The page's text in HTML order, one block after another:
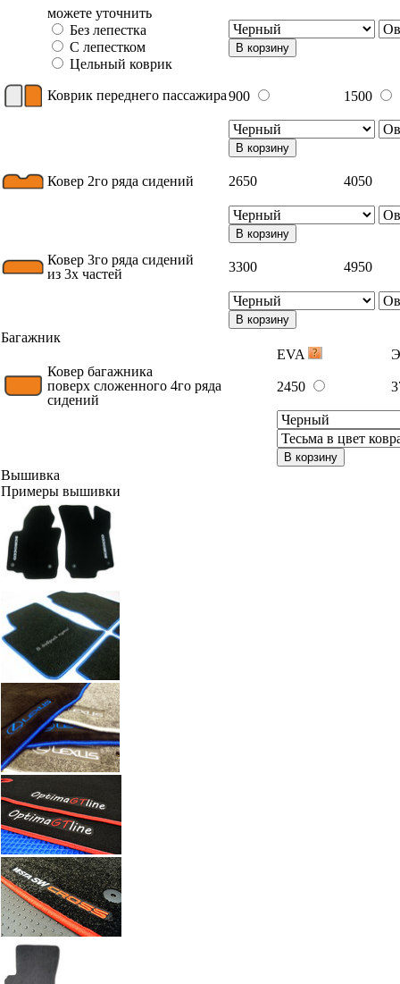
можете уточнить
Без лепестка
С лепестком
Цельный коврик
В корзину
Коврик переднего пассажира900 1500
В корзину
Ковер 2го ряда сидений 2650 4050
В корзину
Ковер 3го ряда сидений
из 3х частей
3300 4950
В корзину
Багажник
EVA
Ковер багажника
поверх сложенного 4го ряда
сидений
2450
В корзину
Вышивка
Примеры вышивки